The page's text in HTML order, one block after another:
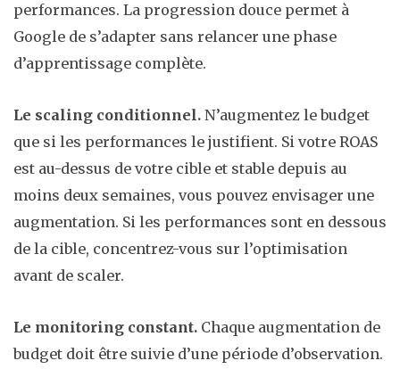
performances. La progression douce permet à
Google de s’adapter sans relancer une phase
d’apprentissage complète.
Le scaling conditionnel. N’augmentez le budget
que si les performances le justifient. Si votre ROAS
est au-dessus de votre cible et stable depuis au
moins deux semaines, vous pouvez envisager une
augmentation. Si les performances sont en dessous
de la cible, concentrez-vous sur l’optimisation
avant de scaler.
Le monitoring constant. Chaque augmentation de
budget doit être suivie d’une période d’observation.